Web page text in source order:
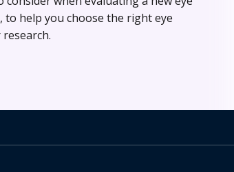
to help you choose the right eye